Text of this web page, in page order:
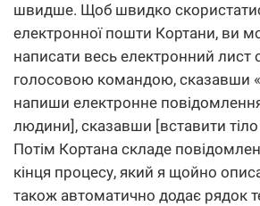
швидше. Щоб швидко
електронної пошти Кортани, ви
написати весь електронний лист
голосовою командою, сказавши
напиши електронне
людини], сказавши [вставити
Потім Кортана складе
кінця процесу, який я щойно
також автоматично додає рядок